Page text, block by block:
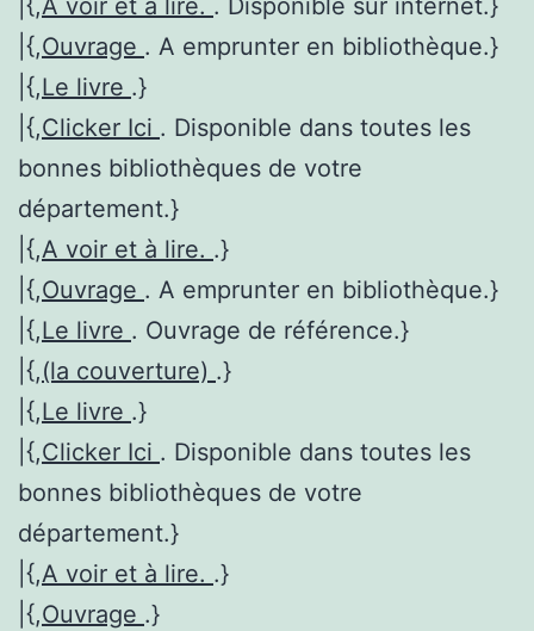
|{,A voir et à lire. . Disponible sur internet.}
|{,Ouvrage . A emprunter en bibliothèque.}
|{,Le livre .}
|{,Clicker Ici . Disponible dans toutes les
bonnes bibliothèques de votre
département.}
|{,A voir et à lire. .}
|{,Ouvrage . A emprunter en bibliothèque.}
|{,Le livre . Ouvrage de référence.}
|{,(la couverture) .}
|{,Le livre .}
|{,Clicker Ici . Disponible dans toutes les
bonnes bibliothèques de votre
département.}
|{,A voir et à lire. .}
|{,Ouvrage .}